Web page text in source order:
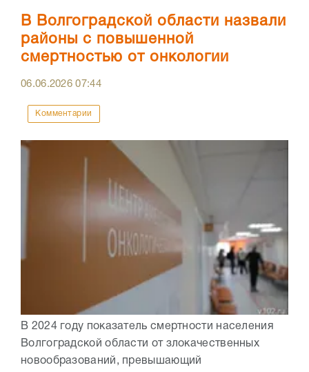
В Волгоградской области назвали
районы с повышенной
смертностью от онкологии
06.06.202607:44
Комментарии
В 2024 году показатель смертности населения
Волгоградской области от злокачественных
новообразований, превышающий